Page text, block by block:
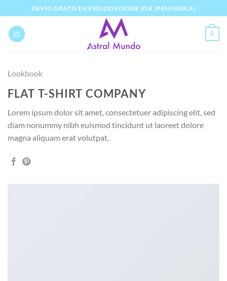
al
contenido
ENVÍO GRATIS EN PEDIDOS DESDE 65 € (PENÍNSULA)
0
Lookbook
FLAT T-SHIRT COMPANY
Lorem ipsum dolor sit amet, consectetuer adipiscing elit, sed
diam nonummy nibh euismod tincidunt ut laoreet dolore
magna aliquam erat volutpat.